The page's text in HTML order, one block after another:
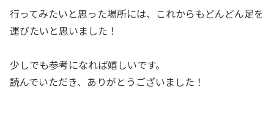
行ってみたいと思った場所には、これからもどんどん足を
運びたいと思いました！
少しでも参考になれば嬉しいです。
読んでいただき、ありがとうございました！